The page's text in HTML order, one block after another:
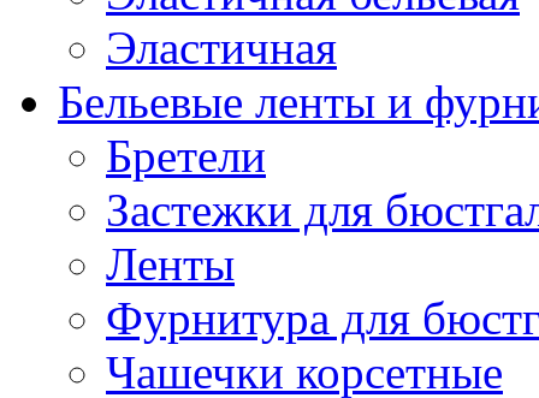
Эластичная
Бельевые ленты и
Бретели
Застежки для
Ленты
Фурнитура для
Чашечки корсетные